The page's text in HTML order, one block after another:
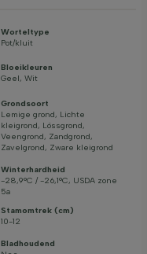
Worteltype
Pot/kluit
Bloeikleuren
Geel, Wit
Grondsoort
Lemige grond, Lichte
kleigrond, Lössgrond,
Veengrond, Zandgrond,
Zavelgrond, Zware kleigrond
Winterhardheid
-28,9°C / -26,1°C, USDA zone
5a
Stamomtrek (cm)
10-12
Bladhoudend